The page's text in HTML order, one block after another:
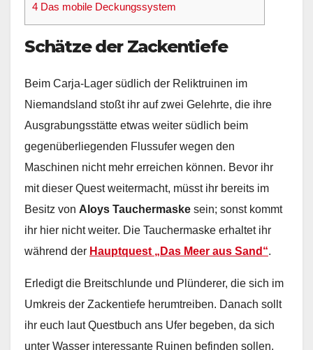
4 Das mobile Deckungssystem
Schätze der Zackentiefe
Beim Carja-Lager südlich der Reliktruinen im
Niemandsland stoßt ihr auf zwei Gelehrte, die ihre
Ausgrabungsstätte etwas weiter südlich beim
gegenüberliegenden Flussufer wegen den
Maschinen nicht mehr erreichen können. Bevor ihr
mit dieser Quest weitermacht, müsst ihr bereits im
Besitz von Aloys Tauchermaske sein; sonst kommt
ihr hier nicht weiter. Die Tauchermaske erhaltet ihr
während der Hauptquest „Das Meer aus Sand“.
Erledigt die Breitschlunde und Plünderer, die sich im
Umkreis der Zackentiefe herumtreiben. Danach sollt
ihr euch laut Questbuch ans Ufer begeben, da sich
unter Wasser interessante Ruinen befinden sollen.